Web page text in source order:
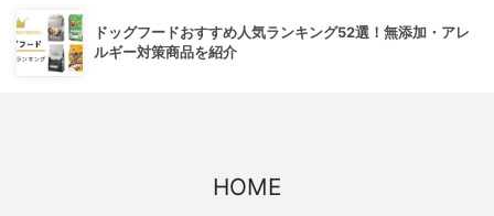
ドッグフードおすすめ人気ランキング52選！無添加・アレ
ルギー対策商品を紹介
HOME